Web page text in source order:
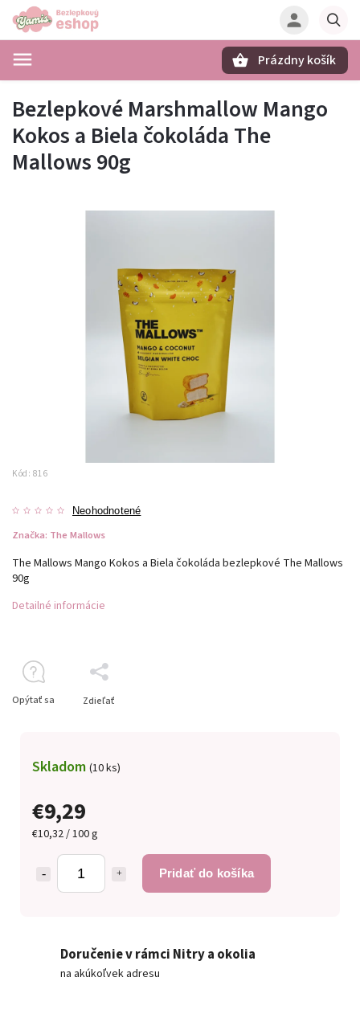
Prázdny košík
Bezlepkové Marshmallow Mango
Kokos a Biela čokoláda The
Mallows 90g
Kód: 816
Neohodnotené
Značka: The Mallows
€9,29
€10,32 / 100 g
Pridať do košíka
Skladom (10 ks)
The Mallows Mango Kokos a Biela čokoláda bezlepkové The Mallows
90g
Detailné informácie
Opýtať sa Zdieľať
Doručenie v rámci Nitry a okolia
na akúkoľvek adresu